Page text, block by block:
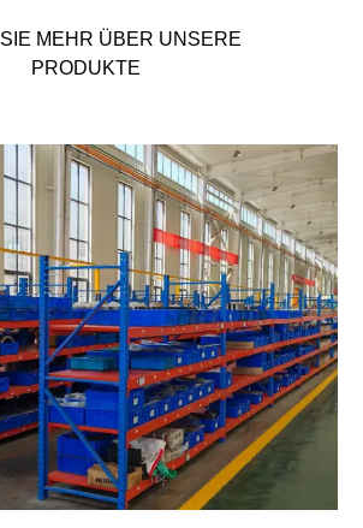
MEHR ÜBER UNSERE
PRODUKTE